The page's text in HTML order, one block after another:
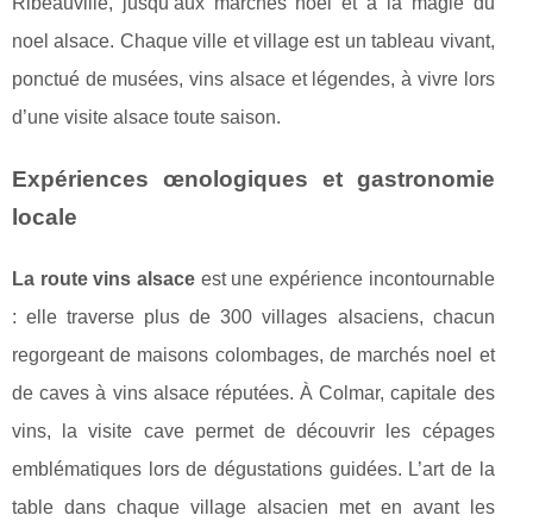
noel alsace. Chaque ville et village est un tableau vivant,
ponctué de musées, vins alsace et légendes, à vivre lors
d’une visite alsace toute saison.
Expériences œnologiques et gastronomie
locale
La route vins alsaceest une expérience incontournable
: elle traverse plus de 300 villages alsaciens, chacun
regorgeant de maisons colombages, de marchés noel et
de caves à vins alsace réputées. À Colmar, capitale des
vins, la visite cave permet de découvrir les cépages
emblématiques lors de dégustations guidées. L’art de la
table dans chaque village alsacien met en avant les